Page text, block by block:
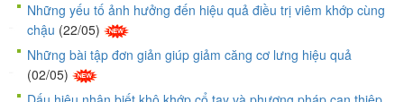
Những yếu tố ảnh hưởng đến hiệu quả điều trị viêm khớp cùng
chậu (22/05)
Những bài tập đơn giản giúp giảm căng cơ lưng hiệu quả
(02/05)